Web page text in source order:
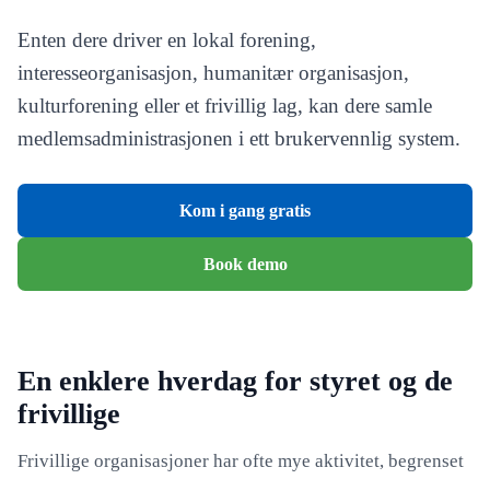
Enten dere driver en lokal forening,
interesseorganisasjon, humanitær organisasjon,
kulturforening eller et frivillig lag, kan dere samle
medlemsadministrasjonen i ett brukervennlig system.
Kom i gang gratis
Book demo
En enklere hverdag for styret og de
frivillige
Frivillige organisasjoner har ofte mye aktivitet, begrenset